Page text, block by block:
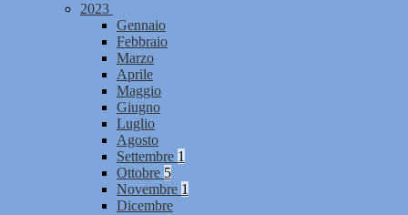
2023
Gennaio
Febbraio
Marzo
Aprile
Maggio
Giugno
Luglio
Agosto
Settembre 1
Ottobre 5
Novembre 1
Dicembre